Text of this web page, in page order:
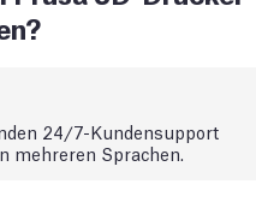
24/7-Kundensupport
mehreren Sprachen.